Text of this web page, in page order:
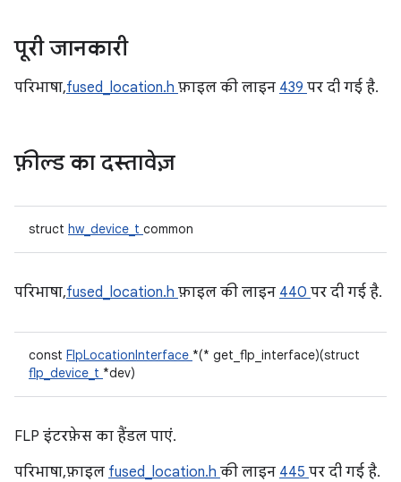
पूरी जानकारी
परिभाषा,fused_location.h फ़ाइल की लाइन 439 पर दी गई है.
फ़ील्ड का दस्तावेज़
struct hw_device_t common
परिभाषा,fused_location.h फ़ाइल की लाइन 440 पर दी गई है.
const FlpLocationInterface *(* get_flp_interface)(struct
flp_device_t *dev)
FLP इंटरफ़ेस का हैंडल पाएं.
परिभाषा, फ़ाइल fused_location.h की लाइन 445 पर दी गई है.